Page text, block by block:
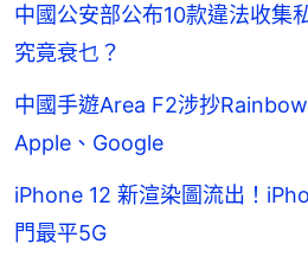
中國公安部公布10款違法收集
究竟衰乜？
中國手遊Area F2涉抄
Apple、Google
iPhone 12 新渲染圖流出！
門最平5G